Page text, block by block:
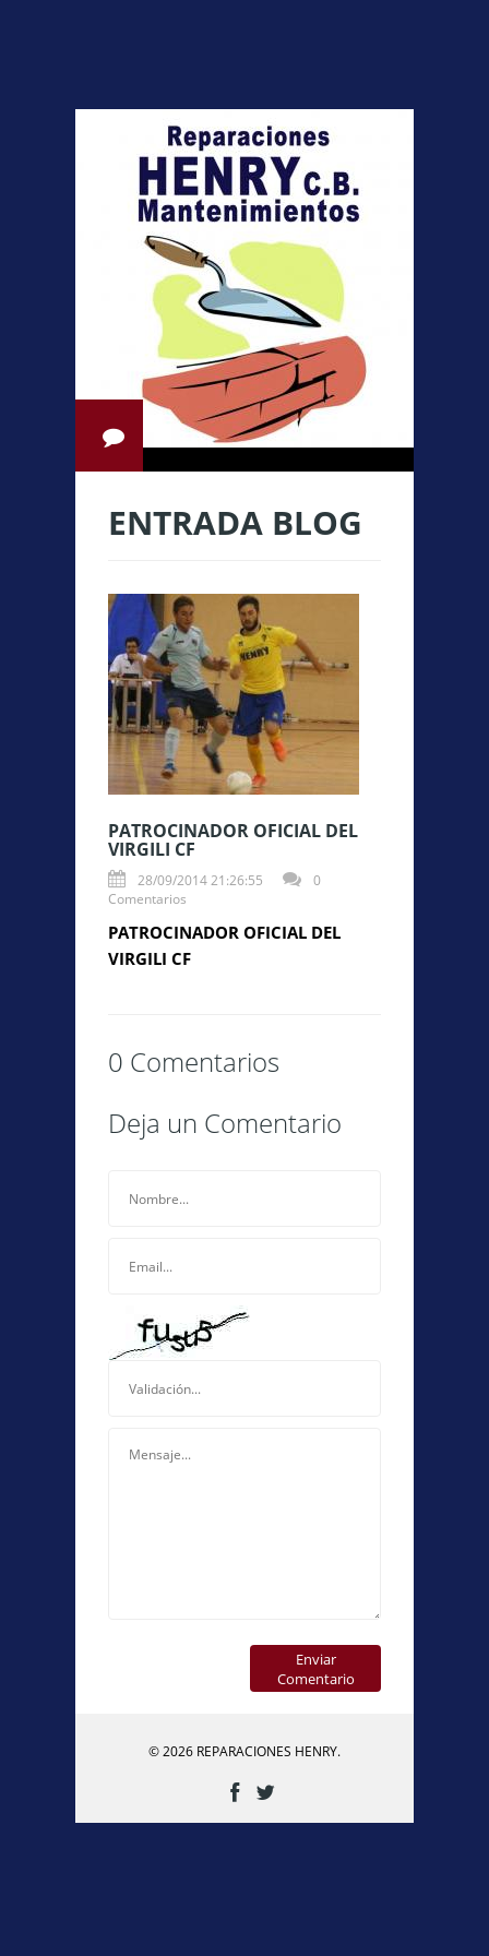
ENTRADA BLOG
PATROCINADOR OFICIAL DEL
VIRGILI CF
28/09/2014 21:26:55
0
Comentarios
PATROCINADOR OFICIAL DEL
VIRGILI CF
0 Comentarios
Deja un Comentario
Enviar
Comentario
© 2026 REPARACIONES HENRY.